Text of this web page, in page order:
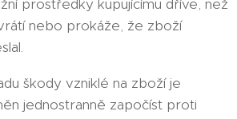
prostředky kupujícímu dříve, než
nebo prokáže, že zboží
škody vzniklé na zboží je
jednostranně započíst proti